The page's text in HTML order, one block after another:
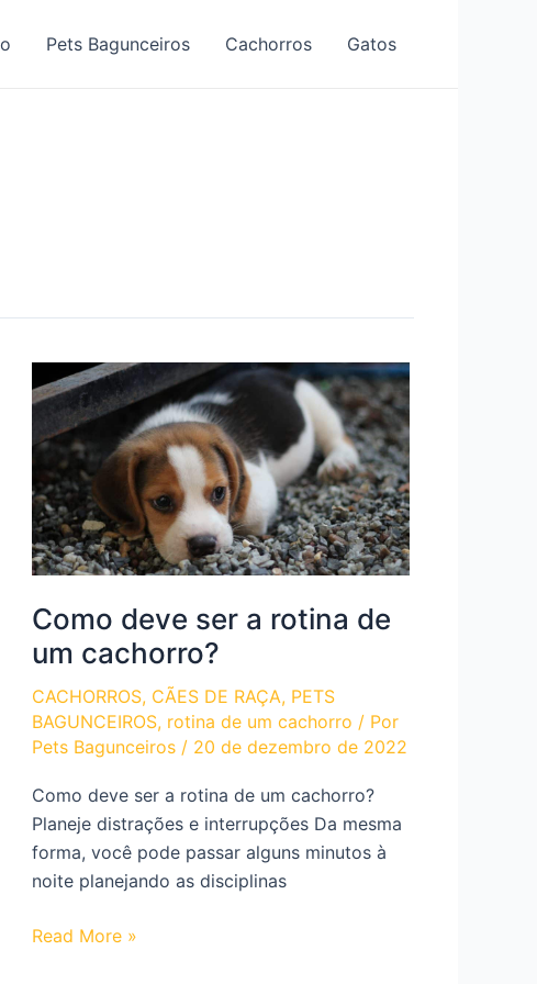
Pets Bagunceiros Cachorros Gatos
Como deve ser a rotina de
um cachorro?
CACHORROS, CÃES DE RAÇA, PETS
BAGUNCEIROS, rotina de um cachorro / Por
Pets Bagunceiros / 20 de dezembro de 2022
Como deve ser a rotina de um cachorro?
Planeje distrações e interrupções Da mesma
forma, você pode passar alguns minutos à
noite planejando as disciplinas
Como
Read More »